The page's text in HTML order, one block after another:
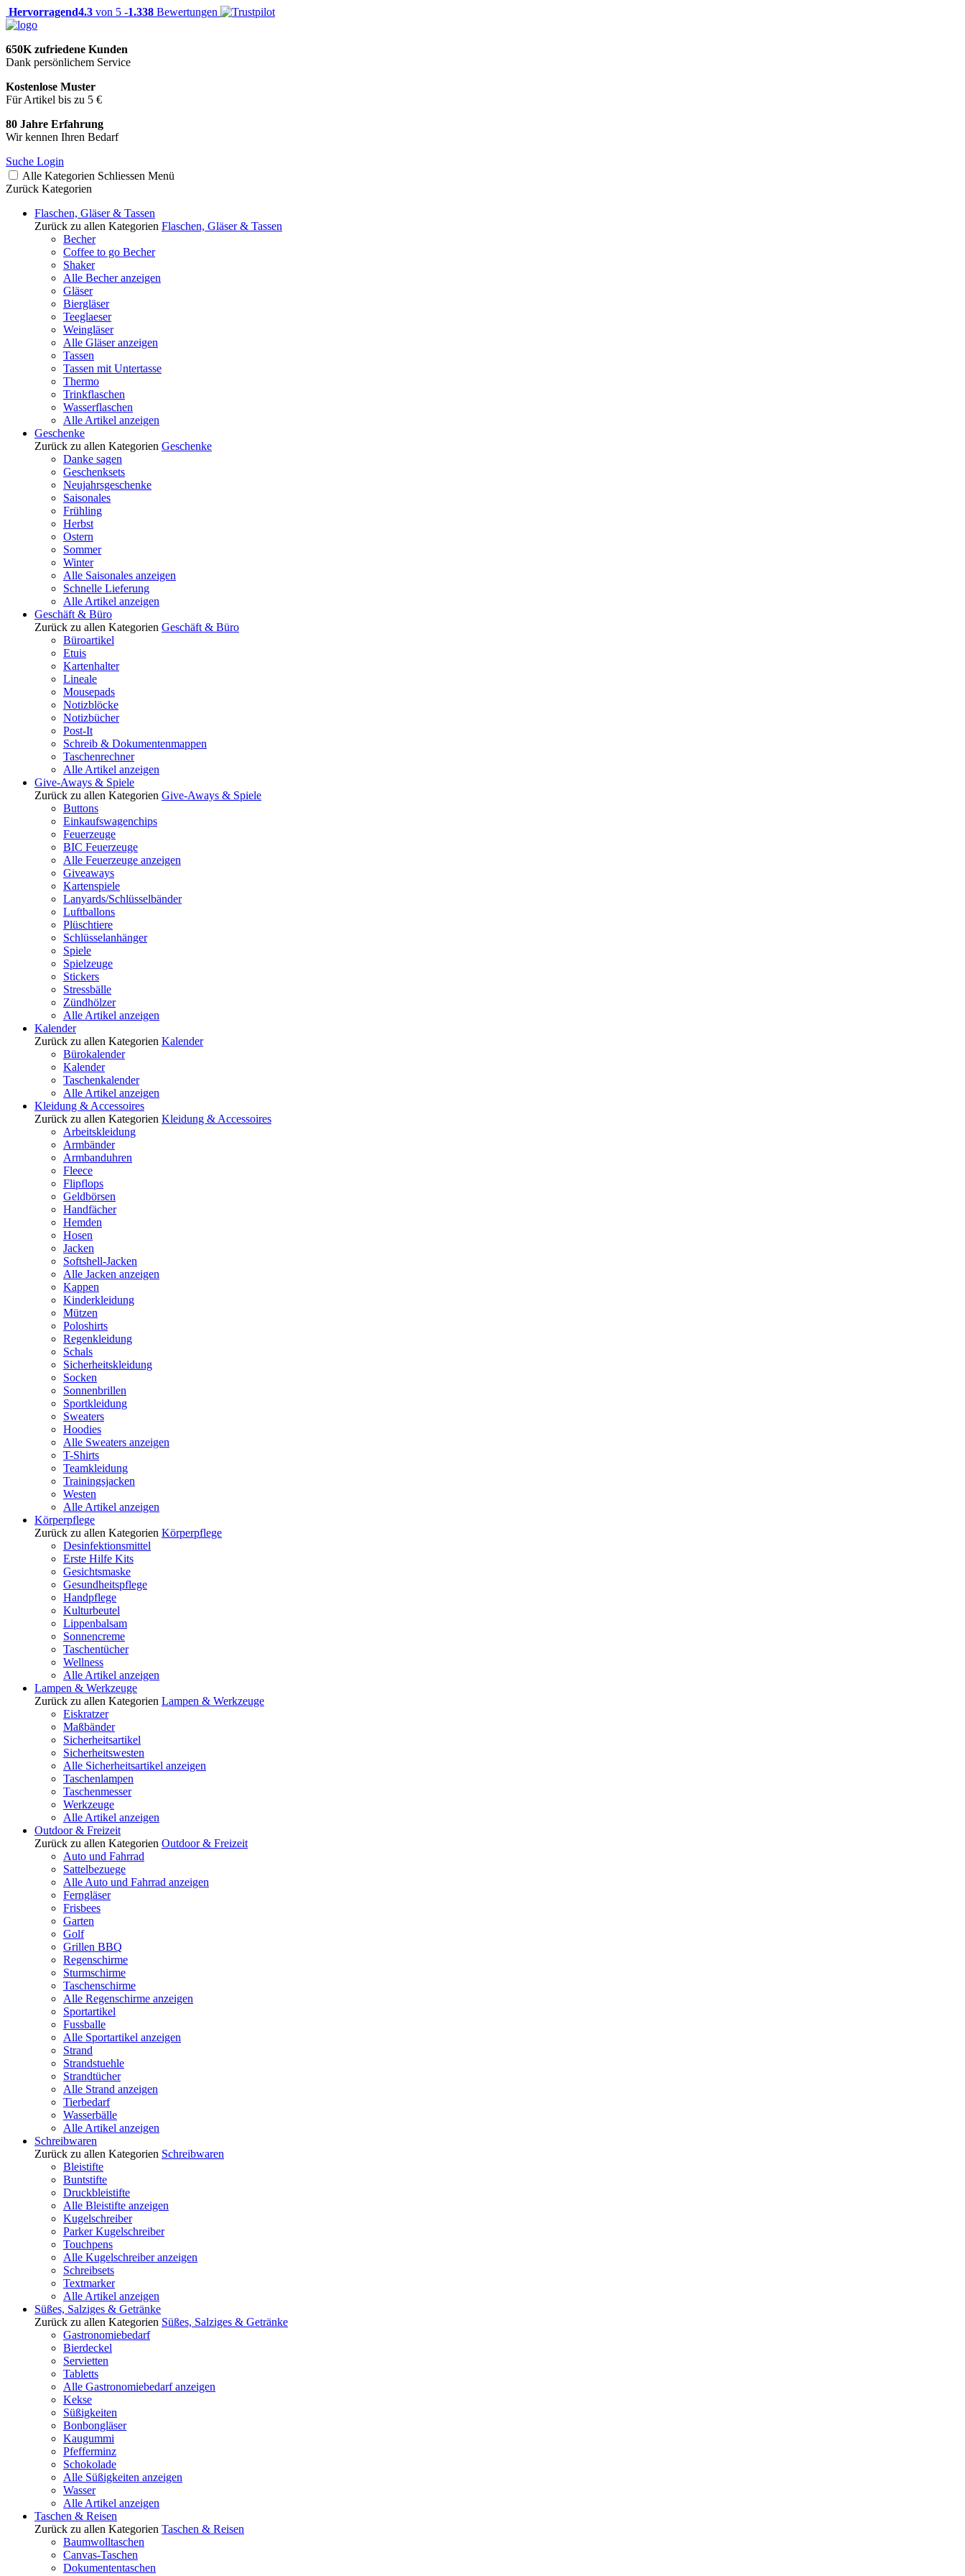
Hervorragend4.3 von 5 -1.338 Bewertungen
650K zufriedene Kunden
Dank persönlichem Service
Kostenlose Muster
Für Artikel bis zu 5 €
80 Jahre Erfahrung
Wir kennen Ihren Bedarf
Suche Login
Alle Kategorien Schliessen Menü
Zurück Kategorien
Flaschen, Gläser & Tassen
Zurück zu allen Kategorien Flaschen, Gläser & Tassen
Becher
Coffee to go Becher
Shaker
Alle Becher anzeigen
Gläser
Biergläser
Teeglaeser
Weingläser
Alle Gläser anzeigen
Tassen
Tassen mit Untertasse
Thermo
Trinkflaschen
Wasserflaschen
Alle Artikel anzeigen
Geschenke
Zurück zu allen Kategorien Geschenke
Danke sagen
Geschenksets
Neujahrsgeschenke
Saisonales
Frühling
Herbst
Ostern
Sommer
Winter
Alle Saisonales anzeigen
Schnelle Lieferung
Alle Artikel anzeigen
Geschäft & Büro
Zurück zu allen Kategorien Geschäft & Büro
Büroartikel
Etuis
Kartenhalter
Lineale
Mousepads
Notizblöcke
Notizbücher
Post-It
Schreib & Dokumentenmappen
Taschenrechner
Alle Artikel anzeigen
Give-Aways & Spiele
Zurück zu allen Kategorien Give-Aways & Spiele
Buttons
Einkaufswagenchips
Feuerzeuge
BIC Feuerzeuge
Alle Feuerzeuge anzeigen
Giveaways
Kartenspiele
Lanyards/Schlüsselbänder
Luftballons
Plüschtiere
Schlüsselanhänger
Spiele
Spielzeuge
Stickers
Stressbälle
Zündhölzer
Alle Artikel anzeigen
Kalender
Zurück zu allen Kategorien Kalender
Bürokalender
Kalender
Taschenkalender
Alle Artikel anzeigen
Kleidung & Accessoires
Zurück zu allen Kategorien Kleidung & Accessoires
Arbeitskleidung
Armbänder
Armbanduhren
Fleece
Flipflops
Geldbörsen
Handfächer
Hemden
Hosen
Jacken
Softshell-Jacken
Alle Jacken anzeigen
Kappen
Kinderkleidung
Mützen
Poloshirts
Regenkleidung
Schals
Sicherheitskleidung
Socken
Sonnenbrillen
Sportkleidung
Sweaters
Hoodies
Alle Sweaters anzeigen
T-Shirts
Teamkleidung
Trainingsjacken
Westen
Alle Artikel anzeigen
Körperpflege
Zurück zu allen Kategorien Körperpflege
Desinfektionsmittel
Erste Hilfe Kits
Gesichtsmaske
Gesundheitspflege
Handpflege
Kulturbeutel
Lippenbalsam
Sonnencreme
Taschentücher
Wellness
Alle Artikel anzeigen
Lampen & Werkzeuge
Zurück zu allen Kategorien Lampen & Werkzeuge
Eiskratzer
Maßbänder
Sicherheitsartikel
Sicherheitswesten
Alle Sicherheitsartikel anzeigen
Taschenlampen
Taschenmesser
Werkzeuge
Alle Artikel anzeigen
Outdoor & Freizeit
Zurück zu allen Kategorien Outdoor & Freizeit
Auto und Fahrrad
Sattelbezuege
Alle Auto und Fahrrad anzeigen
Ferngläser
Frisbees
Garten
Golf
Grillen BBQ
Regenschirme
Sturmschirme
Taschenschirme
Alle Regenschirme anzeigen
Sportartikel
Fussballe
Alle Sportartikel anzeigen
Strand
Strandstuehle
Strandtücher
Alle Strand anzeigen
Tierbedarf
Wasserbälle
Alle Artikel anzeigen
Schreibwaren
Zurück zu allen Kategorien Schreibwaren
Bleistifte
Buntstifte
Druckbleistifte
Alle Bleistifte anzeigen
Kugelschreiber
Parker Kugelschreiber
Touchpens
Alle Kugelschreiber anzeigen
Schreibsets
Textmarker
Alle Artikel anzeigen
Süßes, Salziges & Getränke
Zurück zu allen Kategorien Süßes, Salziges & Getränke
Gastronomiebedarf
Bierdeckel
Servietten
Tabletts
Alle Gastronomiebedarf anzeigen
Kekse
Süßigkeiten
Bonbongläser
Kaugummi
Pfefferminz
Schokolade
Alle Süßigkeiten anzeigen
Wasser
Alle Artikel anzeigen
Taschen & Reisen
Zurück zu allen Kategorien Taschen & Reisen
Baumwolltaschen
Canvas-Taschen
Dokumententaschen